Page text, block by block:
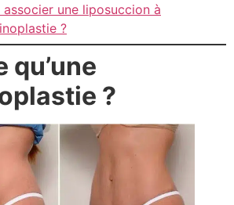
associer une liposuccion à
?
qu’une
?